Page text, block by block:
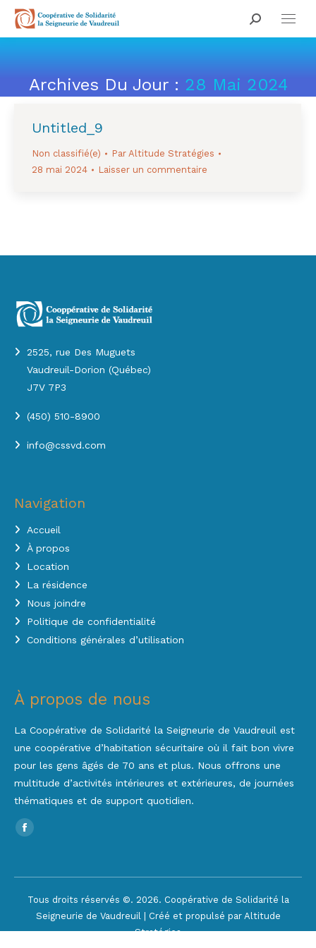
Search:
Archives Du Jour : 28 Mai 2024
Untitled_9
Non classifié(e) Par Altitude Stratégies
28 mai 2024
Laisser un commentaire
2525, rue Des Muguets
Vaudreuil-Dorion (Québec)
J7V 7P3
(450) 510-8900
info@cssvd.com
Navigation
Accueil
À propos
Location
La résidence
Nous joindre
Politique de confidentialité
Conditions générales d’utilisation
À propos de nous
La Coopérative de Solidarité la Seigneurie de Vaudreuil est
une coopérative d’habitation sécuritaire où il fait bon vivre
pour les gens âgés de 70 ans et plus. Nous offrons une
multitude d’activités intérieures et extérieures, de journées
thématiques et de support quotidien.
Trouvez nous sur :
Facebook
Tous droits réservés ©. 2026. Coopérative de Solidarité la
Seigneurie de Vaudreuil | Créé et propulsé par Altitude
Stratégies